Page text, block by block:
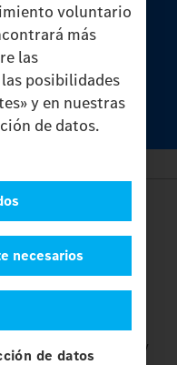
voluntario
más
las
posibilidades
y en nuestras
de datos.
necesarios
de datos
todos los derechos.
y